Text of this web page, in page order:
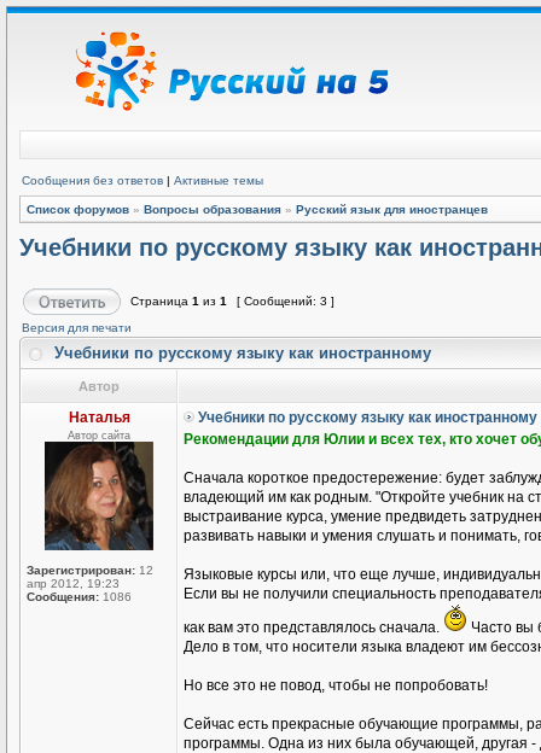
Сообщения без ответов | Активные темы
Список форумов » Вопросы образования » Русский язык для иностранцев
Учебники по русскому языку как
Страница 1 из 1
[ Сообщений: 3 ]
Версия для печати
Учебники по русскому языку как иностранному
Автор
Наталья
Автор сайта
Зарегистрирован: 12
апр 2012, 19:23
Сообщения: 1086
Учебники по русскому языку как иностранному
Рекомендации для Юлии и всех тех, кто хочет
Сначала короткое предостережение: будет
владеющий им как родным. "Откройте учебник на
выстраивание курса, умение предвидеть
развивать навыки и умения слушать и понимать,
Языковые курсы или, что еще лучше,
Если вы не получили специальность
как вам это представлялось сначала.
Часто вы
Дело в том, что носители языка владеют им
Но все это не повод, чтобы не попробовать!
Сейчас есть прекрасные обучающие программы,
программы. Одна из них была обучающей, другая -